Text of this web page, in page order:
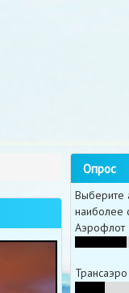
Опрос
Выберите
наиболее
Аэрофлот
Трансаэро